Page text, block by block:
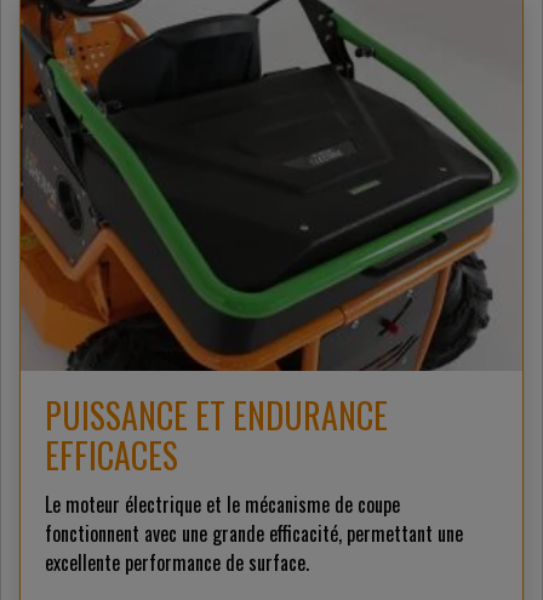
PUISSANCE ET ENDURANCE
EFFICACES
Le moteur électrique et le mécanisme de coupe
fonctionnent avec une grande efficacité, permettant une
excellente performance de surface.